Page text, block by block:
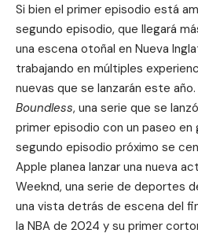
Si bien el primer episodio está
segundo episodio, que llegará
una escena otoñal en Nueva
trabajando en múltiples
nuevas que se lanzarán este año.
Boundless, una serie que se
primer episodio con un paseo
segundo episodio próximo se
Apple planea lanzar una nueva
Weeknd, una serie de deportes
una vista detrás de escena del
la NBA de 2024 y su primer